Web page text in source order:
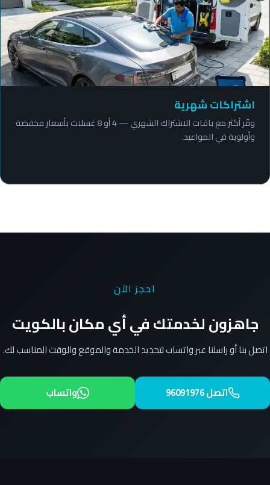
اشتراكات شهرية
وفّر أكثر مع باقات الاشتراك الشهري — 4 أو 8 غسلات بأسعار مخفضة
وأولوية في المواعيد.
احجز الآن
جاهزون لخدمتك في أي مكان بالكويت
اتصل بنا أو راسلنا عبر واتساب لتحديد الخدمة والموقع والوقت المناسب لك.
اتصل 96091976 واتساب